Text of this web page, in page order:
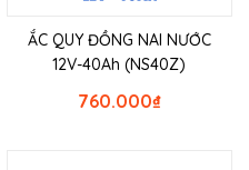
ẮC QUY ĐỒNG NAI NƯỚC
12V-40Ah (NS40Z)
₫
760.000